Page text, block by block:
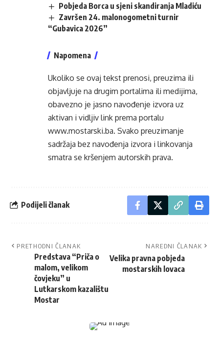
Pobjeda Borca u sjeni skandiranja Mladiću
Završen 24. malonogometni turnir
“Gubavica 2026”
Napomena
Ukoliko se ovaj tekst prenosi, preuzima ili
objavljuje na drugim portalima ili medijima,
obavezno je jasno navođenje izvora uz
aktivan i vidljiv link prema portalu
www.mostarski.ba. Svako preuzimanje
sadržaja bez navođenja izvora i linkovanja
smatra se kršenjem autorskih prava.
Podijeli članak
PRETHODNI ČLANAK
Predstava “Priča o
malom, velikom
čovjeku” u
Lutkarskom kazalištu
Mostar
NAREDNI ČLANAK
Velika pravna pobjeda
mostarskih lovaca